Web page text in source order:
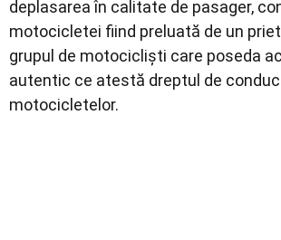
deplasarea în calitate de pasager,
motocicletei fiind preluată de un
grupul de motocicliști care poseda
autentic ce atestă dreptul de
motocicletelor.